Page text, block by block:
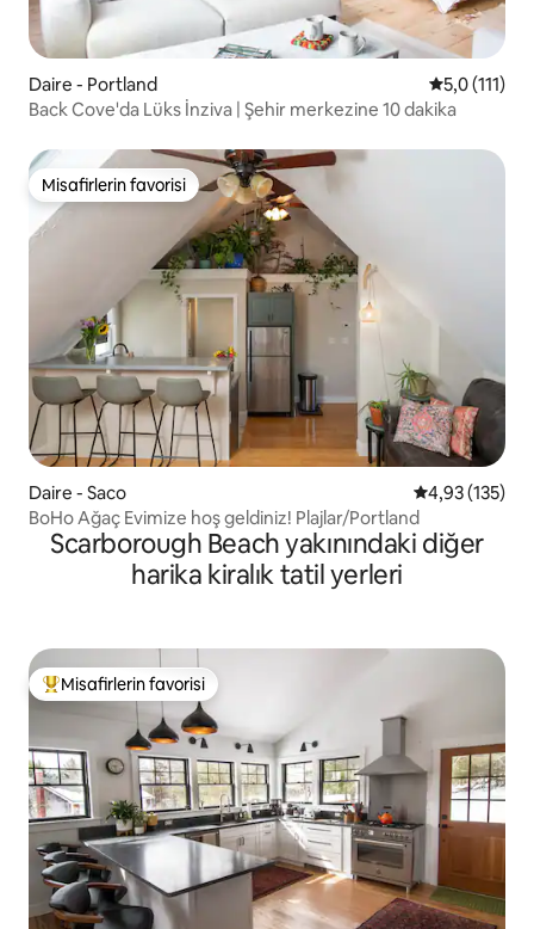
Daire - Portland 5 üzerinden
5,0 (111)
Back Cove'da Lüks İnziva | Şehir merkezine 10 dakika
Misafirlerin favorisi
Misafirlerin favorisi
Daire - Saco 5 üzerinden
4,93 (135)
BoHo Ağaç Evimize hoş geldiniz! Plajlar/Portland
Scarborough Beach yakınındaki diğer
harika kiralık tatil yerleri
Misafirlerin favorilerinden en beğenilenler arasında
Misafirlerin favorisi